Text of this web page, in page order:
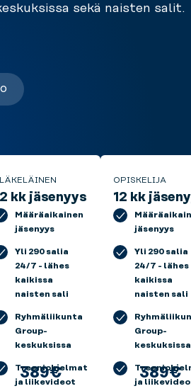
sekä naisten salit.
kk jäsenyys
389€
Määräaikainen
jäsenyys
Yli 290 salia
24/7 - lähes
kaikissa
naisten sali
Ryhmäliikunta
Group-
keskuksissa
Treeniohjelmat
ja liikevideot
OPISKELIJA
12 kk
389€
jäsenyys
Yli 290 salia
24/7 - lähes
kaikissa
naisten sali
Group-
keskuksissa
ja